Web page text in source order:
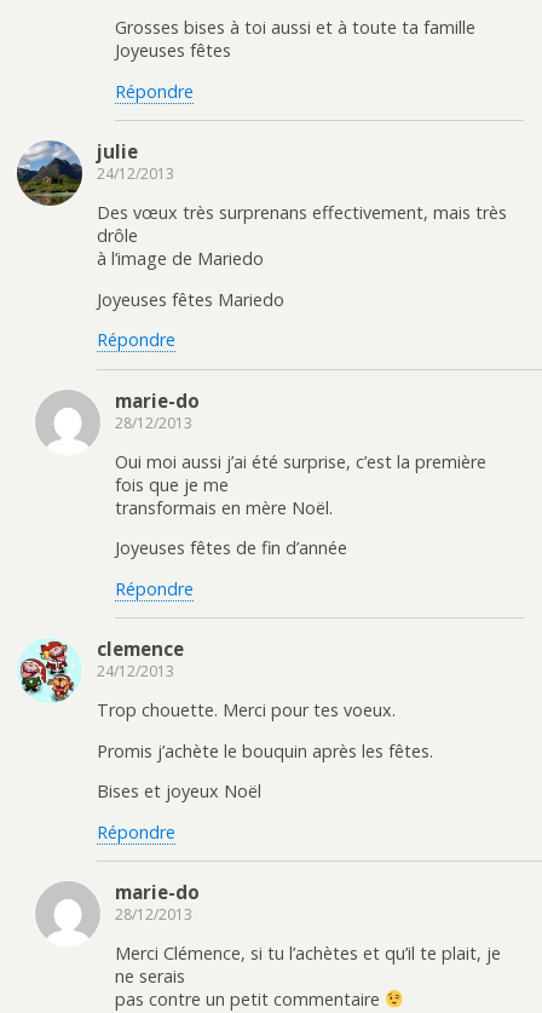
Grosses bises à toi aussi et à toute ta famille
Joyeuses fêtes
Répondre
julie
24/12/2013
Des vœux très surprenans effectivement, mais très
drôle
à l’image de Mariedo
Joyeuses fêtes Mariedo
Répondre
marie-do
28/12/2013
Oui moi aussi j’ai été surprise, c’est la première
fois que je me
transformais en mère Noël.
Joyeuses fêtes de fin d’année
Répondre
clemence
24/12/2013
Trop chouette. Merci pour tes voeux.
Promis j’achète le bouquin après les fêtes.
Bises et joyeux Noël
Répondre
marie-do
28/12/2013
Merci Clémence, si tu l’achètes et qu’il te plait, je
ne serais
pas contre un petit commentaire